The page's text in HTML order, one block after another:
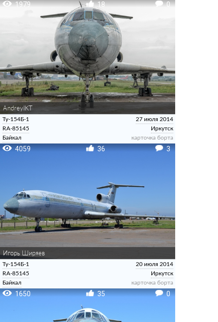
1979 18 0
AndreyIKT
Ту-154Б-1
RA-85145
Байкал
27 июля 2014
Иркутск
карточка борта
4059 36 3
Игорь Ширяев
Ту-154Б-1
RA-85145
Байкал
20 июля 2014
Иркутск
карточка борта
1650 35 0